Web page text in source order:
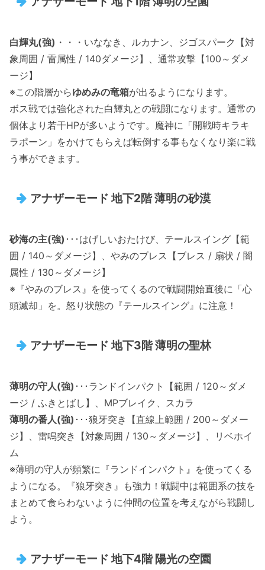
白輝丸(強) ・・・いななき、ルカナン、ジゴスパーク【対
象周囲 / 雷属性 / 140ダメージ】、通常攻撃【100～ダメ
ージ】
※この階層からゆめみの竜箱が出るようになります。
ボス戦では強化された白輝丸との戦闘になります。通常の
個体より若干HPが多いようです。魔神に「開戦時キラキ
ラポーン」をかけてもらえば転倒する事もなくなり楽に戦
う事ができます。
アナザーモード 地下2階 薄明の砂漠
砂海の主(強) ･･･はげしいおたけび、テールスイング【範
囲 / 140～ダメージ】、やみのブレス【ブレス / 扇状 / 闇
属性 / 130～ダメージ】
※『やみのブレス』を使ってくるので戦闘開始直後に「心
頭滅却」を。怒り状態の『テールスイング』に注意！
アナザーモード 地下3階 薄明の聖林
薄明の守人(強) ･･･ランドインパクト【範囲 / 120～ダメ
ージ / ふきとばし】、MPブレイク、スカラ
薄明の番人(強) ･･･狼牙突き【直線上範囲 / 200～ダメー
ジ】、雷鳴突き【対象周囲 / 130～ダメージ】、リベホイ
ム
※薄明の守人が頻繁に『ランドインパクト』を使ってくる
ようになる。『狼牙突き』も強力！戦闘中は範囲系の技を
まとめて食らわないように仲間の位置を考えながら戦闘し
よう。
アナザーモード 地下4階 陽光の空園